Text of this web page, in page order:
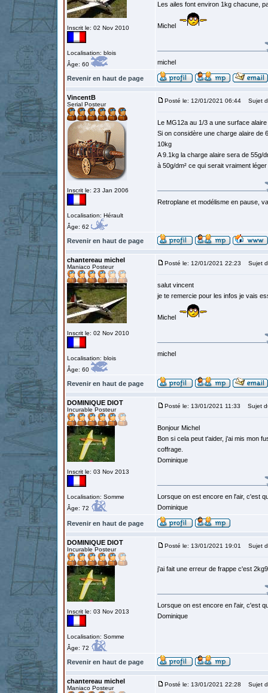
Inscrit le: 02 Nov 2010
Localisation: blois
Âge: 60
Les ailes font environ 1kg chacune,
Michel
michel
Revenir en haut de page
VincentB
Serial Posteur
Inscrit le: 23 Jan 2006
Localisation: Hérault
Âge: 62
Posté le: 12/01/2021 06:44 Sujet
Le MG12a au 1/3 a une surface alaire
Si on considère une charge alaire de
10kg
A 9.1kg la charge alaire sera de 55g/
à 50g/dm² ce qui serait vraiment
Retroplane et modélisme en pause,
Revenir en haut de page
chantereau michel
Maniaco Posteur
Inscrit le: 02 Nov 2010
Localisation: blois
Âge: 60
Posté le: 12/01/2021 22:23 Sujet
salut vincent
je te remercie pour les infos je vais
Michel
michel
Revenir en haut de page
DOMINIQUE DIOT
Incurable Posteur
Inscrit le: 03 Nov 2013
Localisation: Somme
Âge: 72
Posté le: 13/01/2021 11:33 Sujet
Bonjour Michel
Bon si cela peut t'aider, j'ai mis mon
coffrage.
Dominique
Lorsque on est encore en l'air, c'est
Dominique
Revenir en haut de page
DOMINIQUE DIOT
Incurable Posteur
Inscrit le: 03 Nov 2013
Localisation: Somme
Âge: 72
Posté le: 13/01/2021 19:01 Sujet
j'ai fait une erreur de frappe c'est
Lorsque on est encore en l'air, c'est
Dominique
Revenir en haut de page
chantereau michel
Maniaco Posteur
Posté le: 13/01/2021 22:28 Sujet